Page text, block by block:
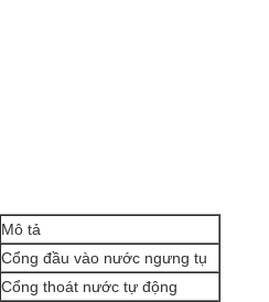
Mô tả
Cổng đầu vào nước ngưng tụ
Cổng thoát nước tự động